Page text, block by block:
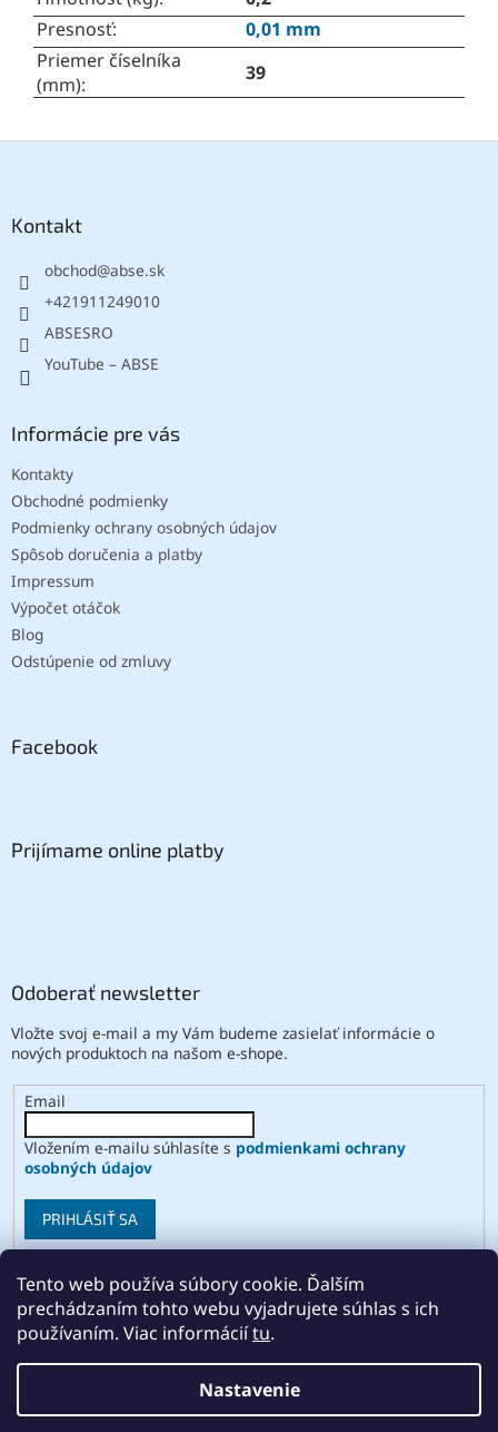
Tento web používa súbory cookie. Ďalším
prechádzaním tohto webu vyjadrujete súhlas s ich
používaním. Viac informáciítu.
Nastavenie
Presnosť:
0,01 mm
Priemer číselníka
(mm): 39
Kontakt
obchod@abse.sk
+421911249010
ABSESRO
YouTube – ABSE
Informácie pre vás
Kontakty
Obchodné podmienky
Podmienky ochrany osobných údajov
Spôsob doručenia a platby
Impressum
Výpočet otáčok
Blog
Odstúpenie od zmluvy
Facebook
Prijímame online platby
Odoberať newsletter
Vložte svoj e-mail a my Vám budeme zasielať informácie o
nových produktoch na našom e-shope.
Email
Vložením e-mailu súhlasíte s podmienkami ochrany
osobných údajov
PRIHLÁSIŤ SA
Vytvoril Shoptet
ABSE. Všetky práva vyhradené.